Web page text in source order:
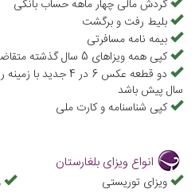
داشتن ویزای بلغارستان نیز
کنید. لازم به ذکر است چنانچه برای
ریجکت شده است، باید مدارک آن را به
دهید، در غیر این صورت ویزای
بپرسید صدور ویزای بلغارستان چند روز
را بر عهده دارد. علاءالدین تراول به
ویزای توریستی بلغارستان به صورت
گردش مالی چهار ماهه حساب بانکی
بلیط رفت و برگشت
بیمه نامه مسافرتی
کپی همه ویزاهای 5 سال گذشته متقاضی
دو قطعه عکس 6 در 4
سال پیش باشد
کپی شناسنامه و کارت ملی
انواع ویزای بلغارستان
ویزای توریستی